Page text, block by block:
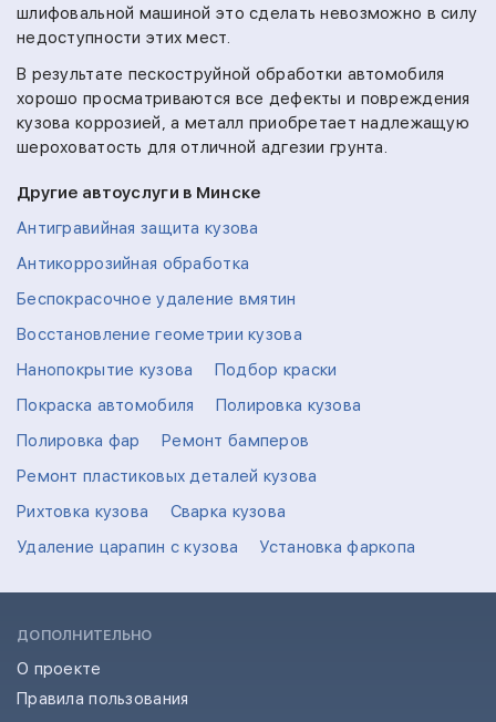
шлифовальной машиной это сделать невозможно в силу
недоступности этих мест.
В результате пескоструйной обработки автомобиля
хорошо просматриваются все дефекты и повреждения
кузова коррозией, а металл приобретает надлежащую
шероховатость для отличной адгезии грунта.
Другие автоуслуги в Минске
Антигравийная защита кузова
Антикоррозийная обработка
Беспокрасочное удаление вмятин
Восстановление геометрии кузова
Нанопокрытие кузова
Подбор краски
Покраска автомобиля
Полировка кузова
Полировка фар
Ремонт бамперов
Ремонт пластиковых деталей кузова
Рихтовка кузова
Сварка кузова
Удаление царапин с кузова
Установка фаркопа
ДОПОЛНИТЕЛЬНО
О проекте
Правила пользования